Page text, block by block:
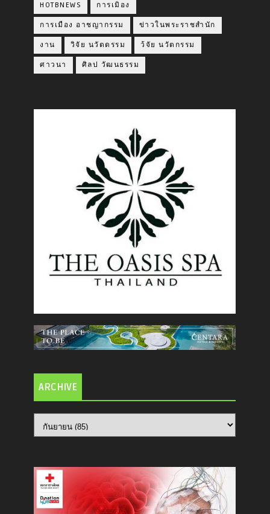
HOTBNEWS การเมิอง
การเมือง อาชญากรรม ข่าวในพระราชสำนัก
งาน วิจัย นวัตดรรม ว้จัย นวัตกรรม
ศาวนา ศิลป วัฒนธรรม
ARCHIVE